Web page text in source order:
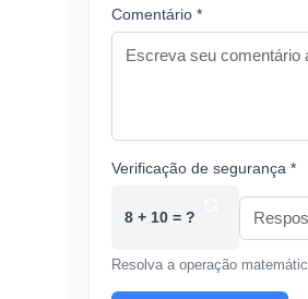
Comentário *
Verificação de segurança *
8 + 10 = ?
Resolva a operação